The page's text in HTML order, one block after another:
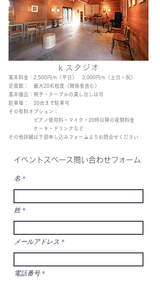
k スタジオ
基本料金：2,500円/h（平日） 3,000円/h（土日・祝）
定員数： 最大20名程度（関係者含む）
基本備品：椅子・テーブルの貸し出しは可
​駐車場： 20台まで駐車可
その有料オプション：
ピアノ使用料・マイク・20時以降の夜間料金
ケーキ・ドリンクなど
​その他詳細は下部申し込みフォームよりお問合せください
イベントスペース問い合わせフォーム
名
姓
メールアドレス
電話番号